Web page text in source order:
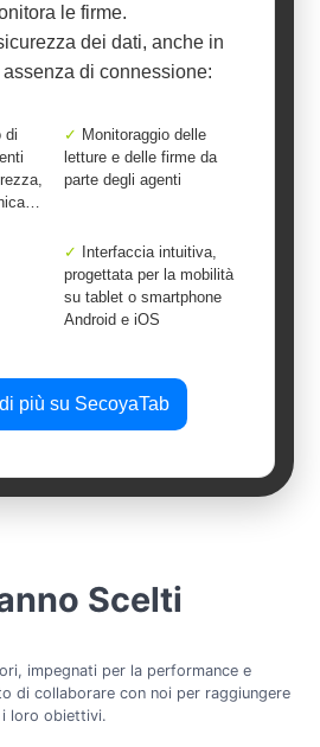
le firme.
dei dati, anche in
di connessione:
di
✓ Monitoraggio delle
letture e delle firme da
parte degli agenti
✓
Interfaccia intuitiva,
progettata per la mobilità
su tablet o smartphone
Android e iOS
più su SecoyaTab
Scelti
impegnati per la performance e
di collaborare con noi per raggiungere
i loro obiettivi.